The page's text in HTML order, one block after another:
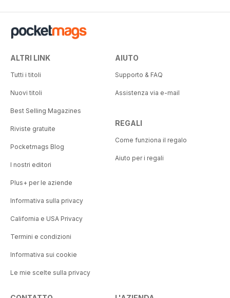
ALTRI LINK
Tutti i titoli
Nuovi titoli
Best Selling Magazines
Riviste gratuite
Pocketmags Blog
I nostri editori
Plus+ per le aziende
Informativa sulla privacy
California e USA Privacy
Termini e condizioni
Informativa sui cookie
Le mie scelte sulla privacy
AIUTO
Supporto & FAQ
Assistenza via e-mail
REGALI
Come funziona il regalo
Aiuto per i regali